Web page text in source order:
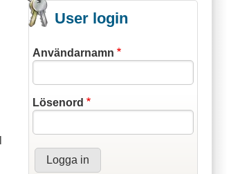
User login
Användarnamn
Lösenord